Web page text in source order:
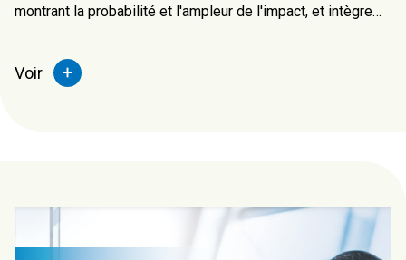
montrant la probabilité et l'ampleur de l'impact, et intègre
informations.
Voir